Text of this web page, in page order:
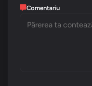
Comentariu